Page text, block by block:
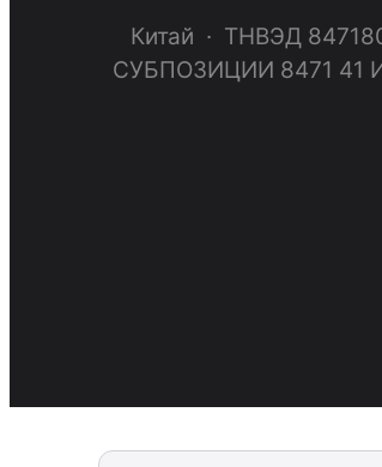
Китай · ТНВЭД
СУБПОЗИЦИИ 8471